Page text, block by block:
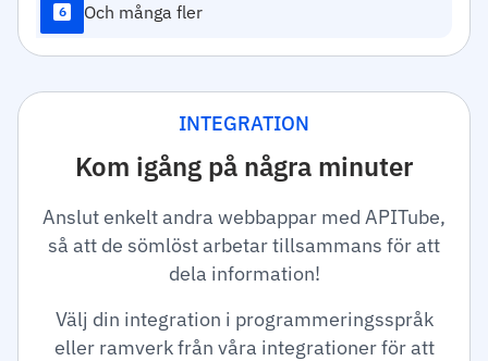
6 Och många fler
INTEGRATION
Kom igång på några minuter
Anslut enkelt andra webbappar med APITube,
så att de sömlöst arbetar tillsammans för att
dela information!
Välj din integration i programmeringsspråk
eller ramverk från våra integrationer för att